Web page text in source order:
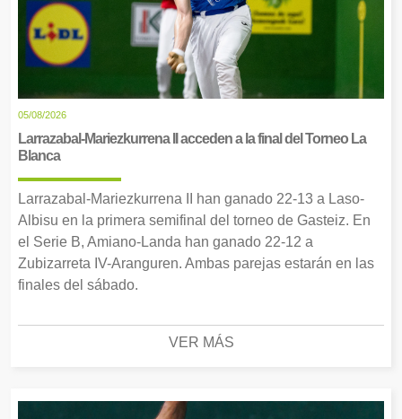
05/08/2026
Larrazabal-Mariezkurrena II acceden a la final del Torneo La
Blanca
Larrazabal-Mariezkurrena II han ganado 22-13 a Laso-
Albisu en la primera semifinal del torneo de Gasteiz. En
el Serie B, Amiano-Landa han ganado 22-12 a
Zubizarreta IV-Aranguren. Ambas parejas estarán en las
finales del sábado.
VER MÁS